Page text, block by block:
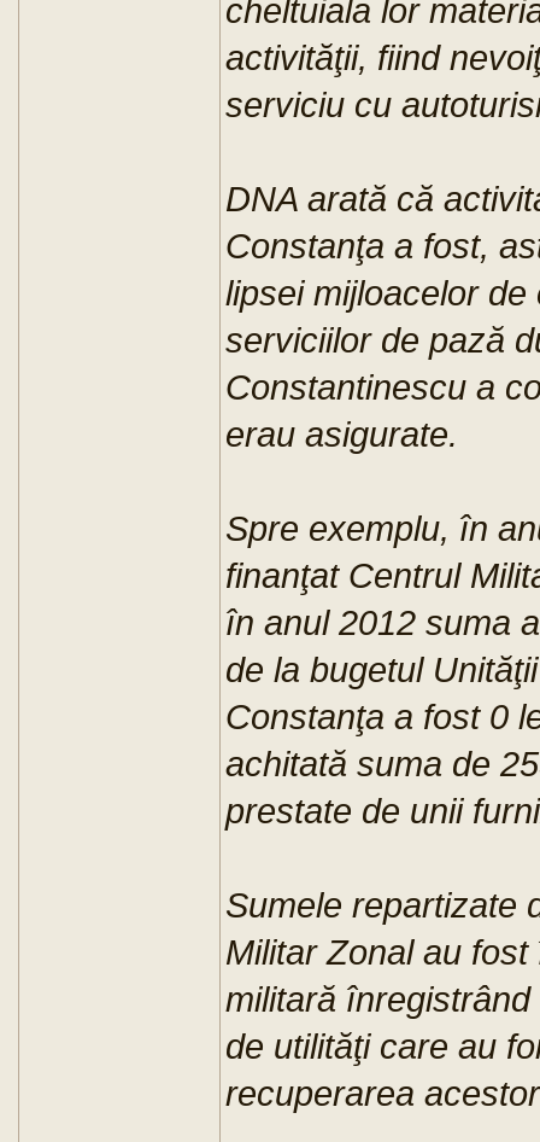
cheltuiala lor
activităţii, fiind
serviciu cu
DNA arată că
Constanţa a fost,
lipsei mijloacelor
serviciilor de pază
Constantinescu a
erau asigurate.
Spre exemplu, în
finanţat Centrul
în anul 2012 suma
de la bugetul
Constanţa a fost 0
achitată suma de
prestate de unii
Sumele repartizate
Militar Zonal au
militară
de utilităţi care au
recuperarea